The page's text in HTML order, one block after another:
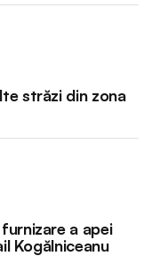
străzi din zona
a apei
Kogălniceanu